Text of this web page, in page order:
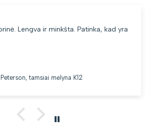
Lengva ir minkšta. Patinka, kad yra
tamsiai mėlyna K12